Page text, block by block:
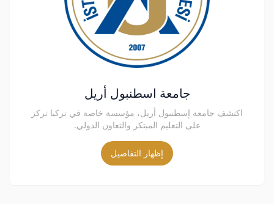
جامعة اسطنبول أريل
اكتشف جامعة إسطنبول أريل، مؤسسة خاصة في تركيا تركز
على التعليم المبتكر والتعاون الدولي.
إظهار التفاصيل